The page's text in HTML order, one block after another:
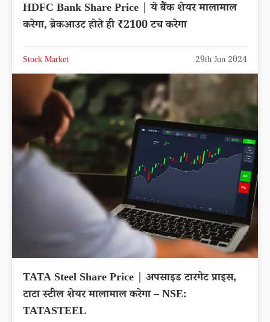
HDFC Bank Share Price | ये बैंक शेयर मालामाल
करेगा, ब्रेकआउट होते ही ₹2100 टच करेगा
Stock Market 29th Jun 2024
TATA Steel Share Price | अपसाइड टारगेट प्राइस,
टाटा स्टील शेयर मालामाल करेगा – NSE:
TATASTEEL